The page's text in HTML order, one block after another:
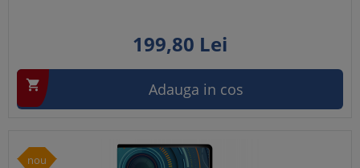
199,80 Lei
 Adauga in cos
nou